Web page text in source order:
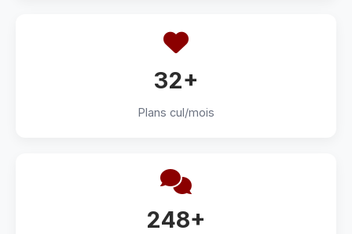
32+
Plans cul/mois
248+